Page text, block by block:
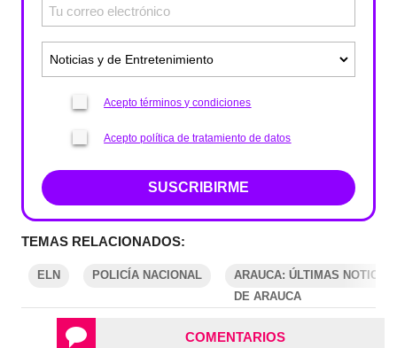
Acepto términos y condiciones
Acepto política de tratamiento de datos
SUSCRIBIRME
TEMAS RELACIONADOS:
ELN POLICÍA NACIONAL
ARAUCA: ÚLTIMAS
DE ARAUCA
COMENTARIOS